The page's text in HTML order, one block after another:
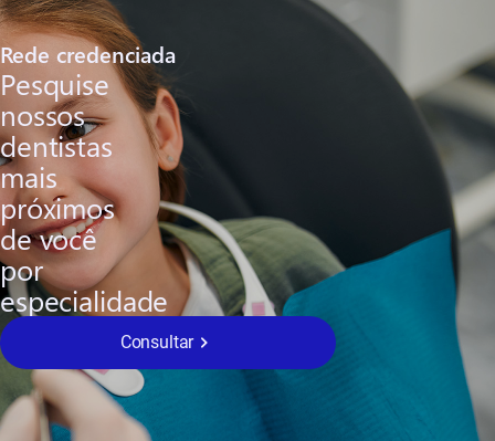
Rede credenciada
Pesquise
nossos
dentistas
mais
próximos
de você
por
especialidade
Consultar